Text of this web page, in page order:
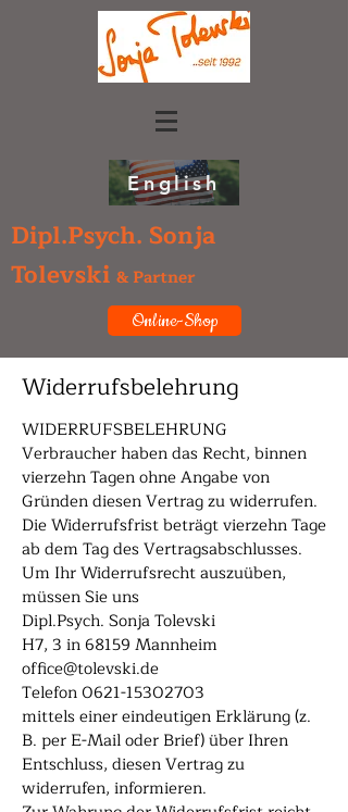
English
Dipl.Psych. Sonja
Tolevski & Partner
Online-Shop
Widerrufsbelehrung
WIDERRUFSBELEHRUNG
Verbraucher haben das Recht, binnen
vierzehn Tagen ohne Angabe von
Gründen diesen Vertrag zu widerrufen.
Die Widerrufsfrist beträgt vierzehn Tage
ab dem Tag des Vertragsabschlusses.
Um Ihr Widerrufsrecht auszuüben,
müssen Sie uns
Dipl.Psych. Sonja Tolevski
H7, 3 in 68159 Mannheim
office@tolevski.de
Telefon 0621-15302703
mittels einer eindeutigen Erklärung (z.
B. per E-Mail oder Brief) über Ihren
Entschluss, diesen Vertrag zu
widerrufen, informieren.